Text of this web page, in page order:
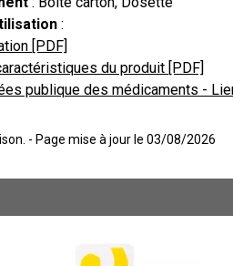
:
[PDF]
du produit [PDF]
publique des médicaments -
- Page mise à jour le 03/08/2026